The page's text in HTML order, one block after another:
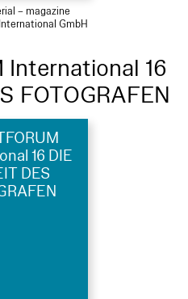
– magazine
GmbH
International 16
FOTOGRAFEN
16 DIE
DES